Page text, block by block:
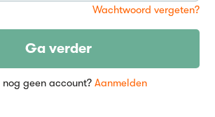
Wachtwoord vergeten?
Ga verder
nog geen account? Aanmelden